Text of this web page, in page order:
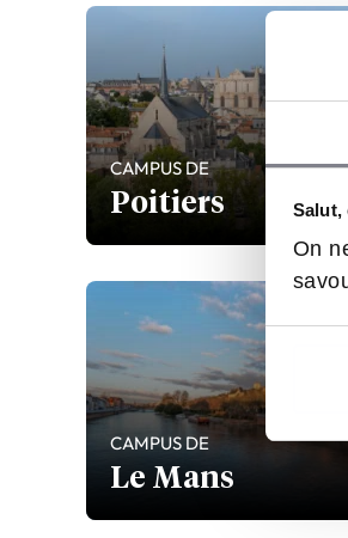
Salut,
On
CAMPUS DE
Poitiers
CAMPUS DE
Le Mans